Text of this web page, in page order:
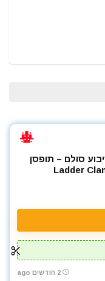
סולם – תופסן
2 חודשים ago